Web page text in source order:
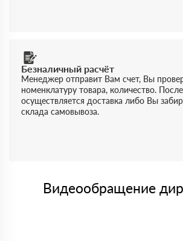
Безналичный расчёт
Менеджер отправит Вам счет, Вы
номенклатуру товара, количество.
осуществляется доставка либо Вы
склада самовывоза.
Видеообращение